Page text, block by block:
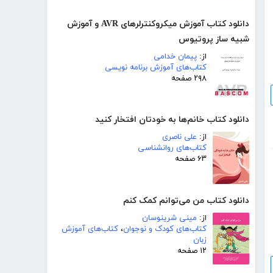
دانلود کتاب آموزش میکروکنترلرهای AVR و آموزش
شبیه ساز پروتیوس
از: پیمان خدامی
کتاب‌های آموزش برنامه نویسی
۲۹۸ صفحه
دانلود کتاب خانم‌ها به خودتان افتخار کنید
از: علی ناصری
کتاب‌های روانشناسی
۶۳ صفحه
دانلود کتاب من می‌توانم کمک کنم
از: مینی شرینوسان
کتاب‌های کودک و نوجوان، کتاب‌های آموزش
زبان
۱۲ صفحه